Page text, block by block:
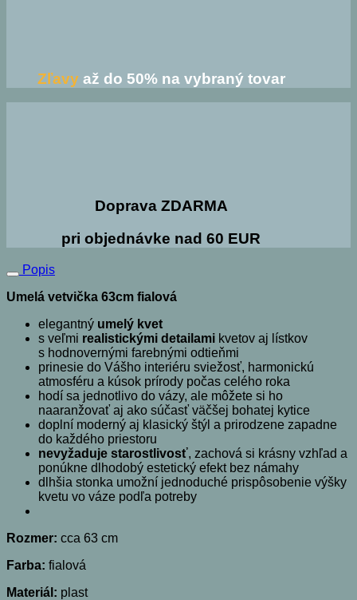
Zľavyaž do 50% na vybraný tovar
Doprava ZDARMA
pri objednávke nad 60 EUR
Popis
Umelá vetvička 63cm fialová
elegantný umelý kvet
s veľmi realistickými detailami kvetov aj lístkov
s hodnovernými farebnými odtieňmi
prinesie do Vášho interiéru sviežosť, harmonickú
atmosféru a kúsok prírody počas celého roka
hodí sa jednotlivo do vázy, ale môžete si ho
naaranžovať aj ako súčasť väčšej bohatej kytice
doplní moderný aj klasický štýl a prirodzene zapadne
do každého priestoru
nevyžaduje starostlivosť, zachová si krásny vzhľad a
ponúkne dlhodobý estetický efekt bez námahy
dlhšia stonka umožní jednoduché prispôsobenie výšky
kvetu vo váze podľa potreby
Rozmer: cca 63 cm
Farba: fialová
Materiál: plast